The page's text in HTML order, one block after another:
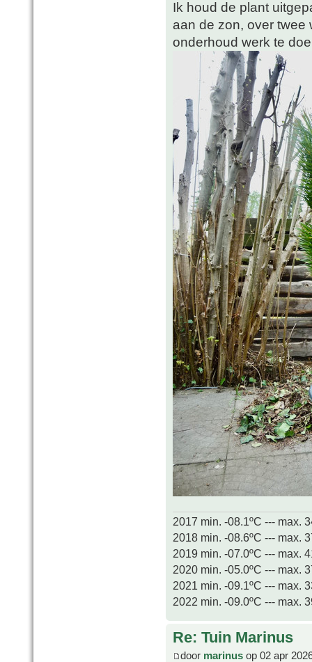
Ik houd de plant
aan de zon, over twee
onderhoud werk te
2017 min. -08.1ºC --- max.
2018 min. -08.6ºC --- max.
2019 min. -07.0ºC --- max.
2020 min. -05.0ºC --- max.
2021 min. -09.1ºC --- max.
2022 min. -09.0ºC --- max.
Re: Tuin Marinus
door marinus op 02 apr